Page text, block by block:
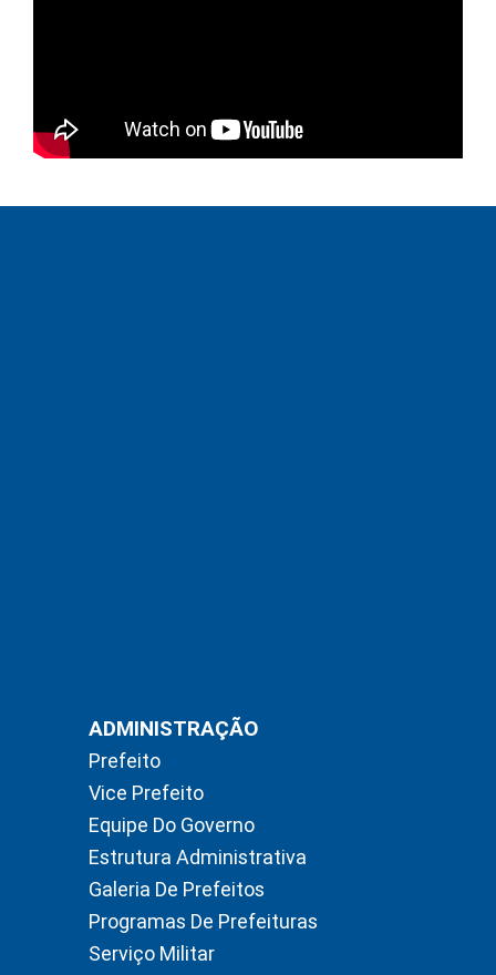
ADMINISTRAÇÃO
Prefeito
Vice Prefeito
Equipe Do Governo
Estrutura Administrativa
Galeria De Prefeitos
Programas De Prefeituras
Serviço Militar